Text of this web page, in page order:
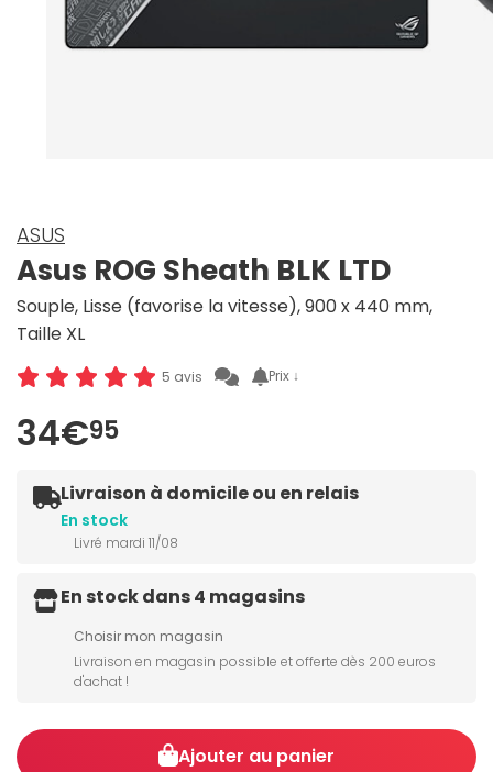
ASUS
Asus ROG Sheath BLK LTD
Souple, Lisse (favorise la vitesse), 900 x 440 mm,
Taille XL
5 avis Prix ↓
34€95
Livraison à domicile ou en relais
En stock
Livré mardi 11/08
En stock dans 4 magasins
Choisir mon magasin
Livraison en magasin possible et offerte dès 200 euros
d'achat !
Ajouter au panier